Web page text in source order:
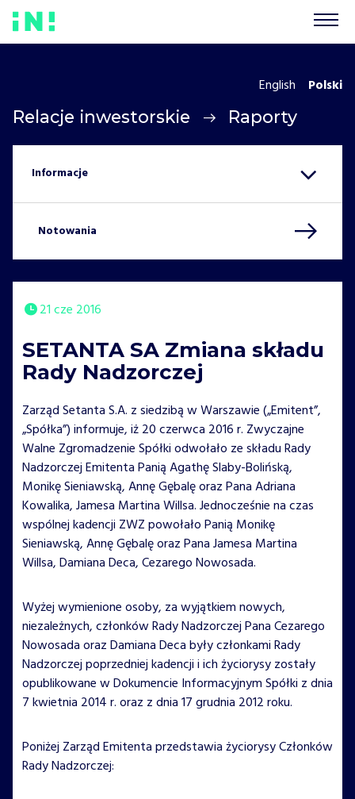
Relacje inwestorskie Raporty
English Polski
Notowania
21 cze 2016
SETANTA SA Zmiana składu
Rady Nadzorczej
Zarząd Setanta S.A. z siedzibą w Warszawie („Emitent”,
„Spółka”) informuje, iż 20 czerwca 2016 r. Zwyczajne
Walne Zgromadzenie Spółki odwołało ze składu Rady
Nadzorczej Emitenta Panią Agathę Slaby-Bolińską,
Monikę Sieniawską, Annę Gębalę oraz Pana Adriana
Kowalika, Jamesa Martina Willsa. Jednocześnie na czas
wspólnej kadencji ZWZ powołało Panią Monikę
Sieniawską, Annę Gębalę oraz Pana Jamesa Martina
Willsa, Damiana Deca, Cezarego Nowosada.
Wyżej wymienione osoby, za wyjątkiem nowych,
niezależnych, członków Rady Nadzorczej Pana Cezarego
Nowosada oraz Damiana Deca były członkami Rady
Nadzorczej poprzedniej kadencji i ich życiorysy zostały
opublikowane w Dokumencie Informacyjnym Spółki z dnia
7 kwietnia 2014 r. oraz z dnia 17 grudnia 2012 roku.
Poniżej Zarząd Emitenta przedstawia życiorysy Członków
Rady Nadzorczej: